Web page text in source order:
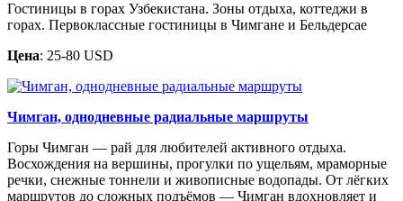
Гостиницы в горах Узбекистана. Зоны отдыха, коттеджи в
горах. Первоклассные гостиницы в Чимгане и Бельдерсае
Цена: 25-80 USD
Чимган, однодневные радиальные маршруты
Горы Чимган — рай для любителей активного отдыха.
Восхождения на вершины, прогулки по ущельям, мраморные
речки, снежные тоннели и живописные водопады. От лёгких
маршрутов до сложных подъёмов — Чимган вдохновляет и